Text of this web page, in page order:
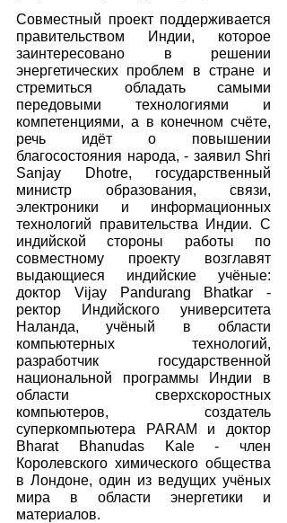
Совместный проект поддерживается
правительством Индии, которое
заинтересовано в решении
энергетических проблем в стране и
стремиться обладать самыми
передовыми технологиями и
компетенциями, а в конечном счёте,
речь идёт о повышении
благосостояния народа, - заявил Shri
Sanjay Dhotre, государственный
министр образования, связи,
электроники и информационных
технологий правительства Индии. С
индийской стороны работы по
совместному проекту возглавят
выдающиеся индийские учёные:
доктор Vijay Pandurang Bhatkar -
ректор Индийского университета
Наланда, учёный в области
компьютерных технологий,
разработчик государственной
национальной программы Индии в
области сверхскоростных
компьютеров, создатель
суперкомпьютера PARAM и доктор
Bharat Bhanudas Kale - член
Королевского химического общества
в Лондоне, один из ведущих учёных
мира в области энергетики и
материалов.